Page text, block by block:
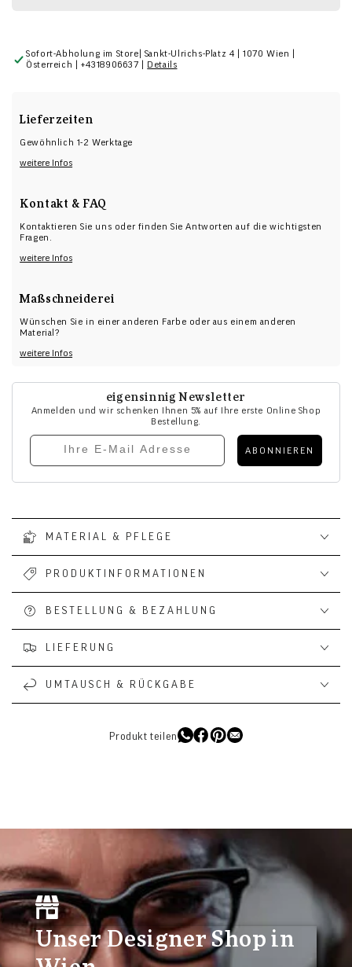
Sofort-Abholung im Store| Sankt-Ulrichs-Platz 4 | 1070 Wien |
Österreich
| +4318906637 | Details
Lieferzeiten
Gewöhnlich 1-2 Werktage
weitere Infos
Kontakt & FAQ
Kontaktieren Sie uns oder finden Sie Antworten auf die wichtigsten
Fragen.
weitere Infos
Maßschneiderei
Wünschen Sie in einer anderen Farbe oder aus einem anderen
Material?
weitere Infos
eigensinnig Newsletter
Anmelden und wir schenken Ihnen 5% auf Ihre erste Online Shop
Bestellung.
E-mail eingabe
ABONNIEREN
MATERIAL & PFLEGE
PRODUKTINFORMATIONEN
BESTELLUNG & BEZAHLUNG
LIEFERUNG
UMTAUSCH & RÜCKGABE
Produkt teilen
Unser Designer Shop in